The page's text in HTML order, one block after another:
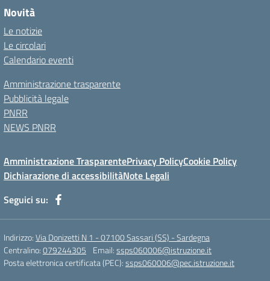
Novità
Le notizie
Le circolari
Calendario eventi
Amministrazione trasparente
Pubblicità legale
PNRR
NEWS PNRR
Amministrazione TrasparentePrivacy PolicyCookie Policy
Dichiarazione di accessibilitàNote Legali
Seguici su:
Indirizzo:Via Donizetti N 1 - 07100 Sassari (SS) - Sardegna
Centralino:079244305 Email:ssps060006@istruzione.it
Posta elettronica certificata (PEC):ssps060006@pec.istruzione.it